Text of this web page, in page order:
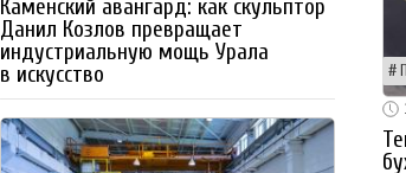
Каменский авангард: как скульптор
Данил Козлов превращает
индустриальную мощь Урала
в искусство